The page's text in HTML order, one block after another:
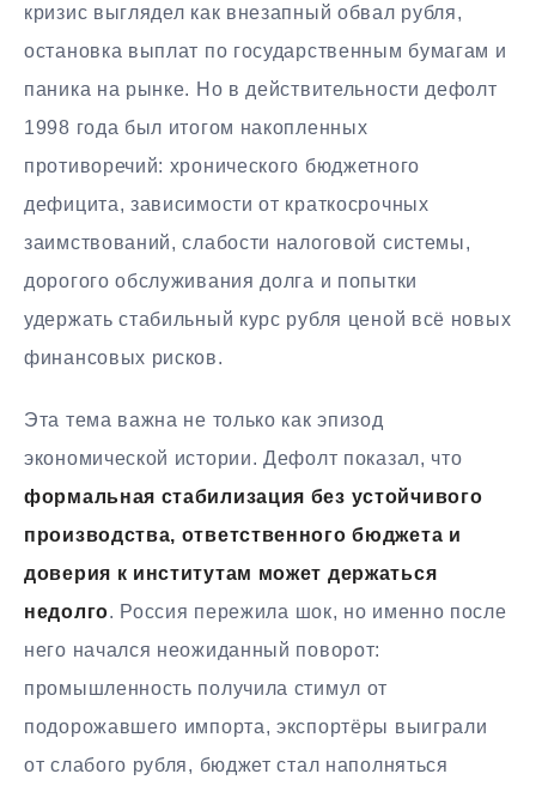
кризис выглядел как внезапный обвал рубля,
остановка выплат по государственным бумагам и
паника на рынке. Но в действительности дефолт
1998 года был итогом накопленных
противоречий: хронического бюджетного
дефицита, зависимости от краткосрочных
заимствований, слабости налоговой системы,
дорогого обслуживания долга и попытки
удержать стабильный курс рубля ценой всё новых
финансовых рисков.
Эта тема важна не только как эпизод
экономической истории. Дефолт показал, что
формальная стабилизация без устойчивого
производства, ответственного бюджета и
доверия к институтам может держаться
недолго. Россия пережила шок, но именно после
него начался неожиданный поворот:
промышленность получила стимул от
подорожавшего импорта, экспортёры выиграли
от слабого рубля, бюджет стал наполняться